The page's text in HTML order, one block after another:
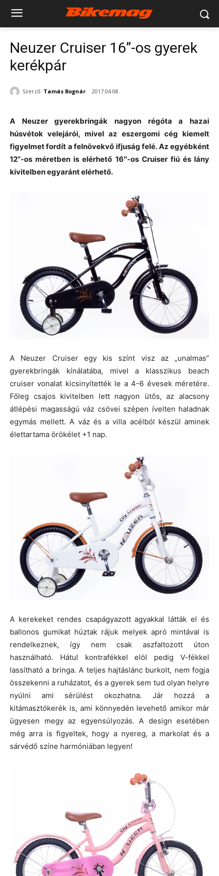
Neuzer Cruiser 16”-os gyerek
kerékpár
Szerző: Tamás Bognár 2017.04.08.
A Neuzer gyerekbringák nagyon régóta a hazai
húsvétok velejárói, mivel az eszergomi cég kiemelt
figyelmet fordít a felnövekvő ifjuság felé. Az egyébként
12”-os méretben is elérhető 16″-os Cruiser fiú és lány
kivitelben egyaránt elérhető.
A Neuzer Cruiser egy kis színt visz az „unalmas”
gyerekbringák kínálatába, mivel a klasszikus beach
cruiser vonalat kicsinyítették le a 4-6 évesek méretére.
Főleg csajos kivitelben lett nagyon ütős, az alacsony
átlépési magasságú váz csövei szépen ívelten haladnak
egymás mellett. A váz és a villa acélból készül aminek
élettartama örökélet +1 nap.
A kerekeket rendes csapágyazott agyakkal látták el és
ballonos gumikat húztak rájuk melyek apró mintával is
rendelkeznek, így nem csak aszfaltozott úton
használható. Hátul kontrafékkel elöl pedig V-fékkel
lassítható a bringa. A teljes hajtáslánc burkolt, nem fogja
összekenni a ruházatot, és a gyerek sem tud olyan helyre
nyúlni ami sérülést okozhatna. Jár hozzá a
kitámasztókerék is, ami könnyedén levehető amikor már
ügyesen megy az egyensúlyozás. A design esetében
még arra is figyeltek, hogy a nyereg, a markolat és a
sárvédő színe harmóniában legyen!